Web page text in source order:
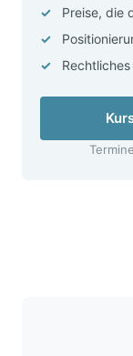
Preise, die